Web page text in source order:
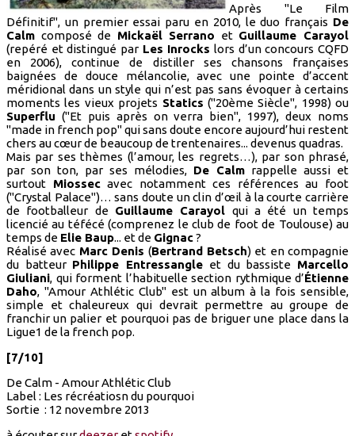
Après "Le Film
Définitif", un premier essai paru en 2010, le duo français De
Calm composé de Mickaël Serrano et Guillaume Carayol
(repéré et distingué par Les Inrocks lors d’un concours CQFD
en 2006), continue de distiller ses chansons françaises
baignées de douce mélancolie, avec une pointe d’accent
méridional dans un style qui n’est pas sans évoquer à certains
moments les vieux projets Statics ("20ème Siècle", 1998) ou
Superflu ("Et puis après on verra bien", 1997), deux noms
"made in french pop" qui sans doute encore aujourd’hui restent
chers au cœur de beaucoup de trentenaires... devenus quadras.
Mais par ses thèmes (l’amour, les regrets…), par son phrasé,
par son ton, par ses mélodies, De Calm rappelle aussi et
surtout Miossecavec notamment ces références au foot
("Crystal Palace")… sans doute un clin d’œil à la courte carrière
de footballeur de Guillaume Carayol qui a été un temps
licencié au téfécé (comprenez le club de foot de Toulouse) au
temps de Elie Baup... et de Gignac?
Réalisé avec Marc Denis (Bertrand Betsch) et en compagnie
du batteur Philippe Entressangle et du bassiste Marcello
Giuliani, qui forment l’habituelle section rythmique d’Étienne
Daho, "Amour Athlétic Club" est un album à la fois sensible,
simple et chaleureux qui devrait permettre au groupe de
franchir un palier et pourquoi pas de briguer une place dans la
Ligue1 de la french pop.
[7/10]
De Calm - Amour Athlétic Club
Label : Les récréatiosn du pourquoi
Sortie : 12 novembre 2013